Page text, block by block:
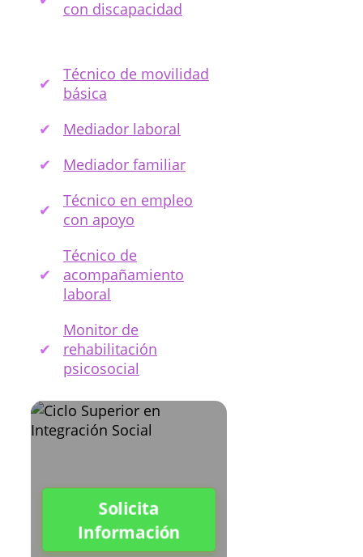
con discapacidad
Técnico de movilidad
básica
Mediador laboral
Mediador familiar
Técnico en empleo
con apoyo
Técnico de
acompañamiento
laboral
Monitor de
rehabilitación
psicosocial
Solicita
Información